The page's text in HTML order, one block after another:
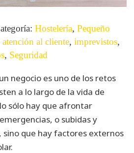
Hostelería, Pequeño
atención al cliente, imprevistos,
, Seguridad
negocio es uno de los retos
a lo largo de la vida de
sólo hay que afrontar
o subidas y
sino que hay factores externos